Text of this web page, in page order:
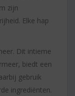
zijn
Elke hap
Dit intieme
biedt een
gebruik
ingrediënten.